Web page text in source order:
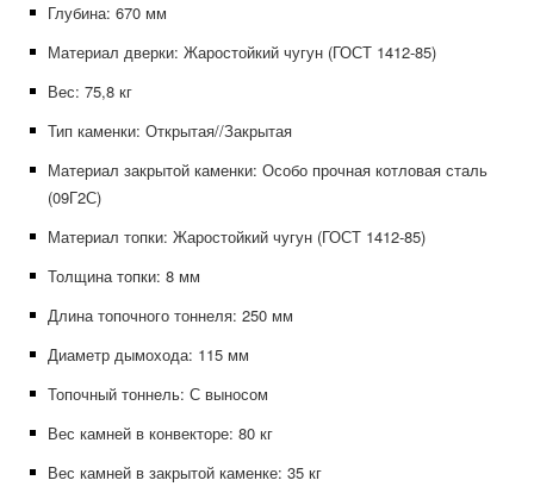
Глубина: 670 мм
Материал дверки: Жаростойкий чугун (ГОСТ 1412-85)
Вес: 75,8 кг
Тип каменки: Открытая//Закрытая
Материал закрытой каменки: Особо прочная котловая сталь
(09Г2С)
Материал топки: Жаростойкий чугун (ГОСТ 1412-85)
Толщина топки: 8 мм
Длина топочного тоннеля: 250 мм
Диаметр дымохода: 115 мм
Топочный тоннель: С выносом
Вес камней в конвекторе: 80 кг
Вес камней в закрытой каменке: 35 кг